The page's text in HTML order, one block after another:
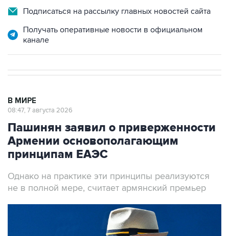
Подписаться на рассылку главных новостей сайта
Получать оперативные новости в официальном
канале
В МИРЕ
08:47, 7 августа 2026
Пашинян заявил о приверженности
Армении основополагающим
принципам ЕАЭС
Однако на практике эти принципы реализуются
не в полной мере, считает армянский премьер